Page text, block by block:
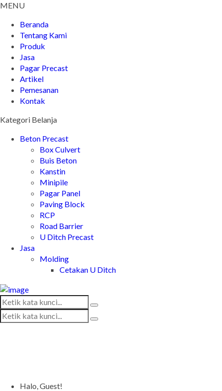
MENU
Beranda
Tentang Kami
Produk
Jasa
Pagar Precast
Artikel
Pemesanan
Kontak
Kategori Belanja
Beton Precast
Box Culvert
Buis Beton
Kanstin
Minipile
Pagar Panel
Paving Block
RCP
Road Barrier
U Ditch Precast
Jasa
Molding
Cetakan U Ditch
Halo, Guest!